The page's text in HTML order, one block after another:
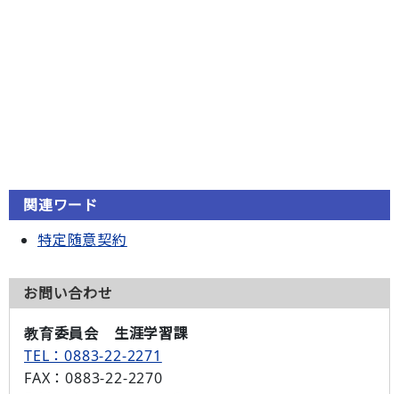
関連ワード
特定随意契約
お問い合わせ
教育委員会 生涯学習課
TEL：0883-22-2271
FAX ：0883-22-2270